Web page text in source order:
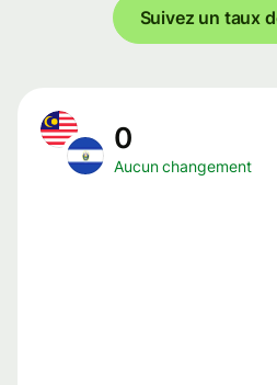
Suivez un taux
0
Aucun changement